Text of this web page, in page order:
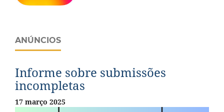
ANÚNCIOS
Informe sobre submissões
incompletas
17 março 2025